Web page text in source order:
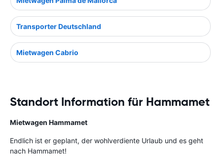
Transporter Deutschland
Mietwagen Cabrio
Standort Information für Hammamet
Mietwagen Hammamet
Endlich ist er geplant, der wohlverdiente Urlaub und es geht
nach Hammamet!